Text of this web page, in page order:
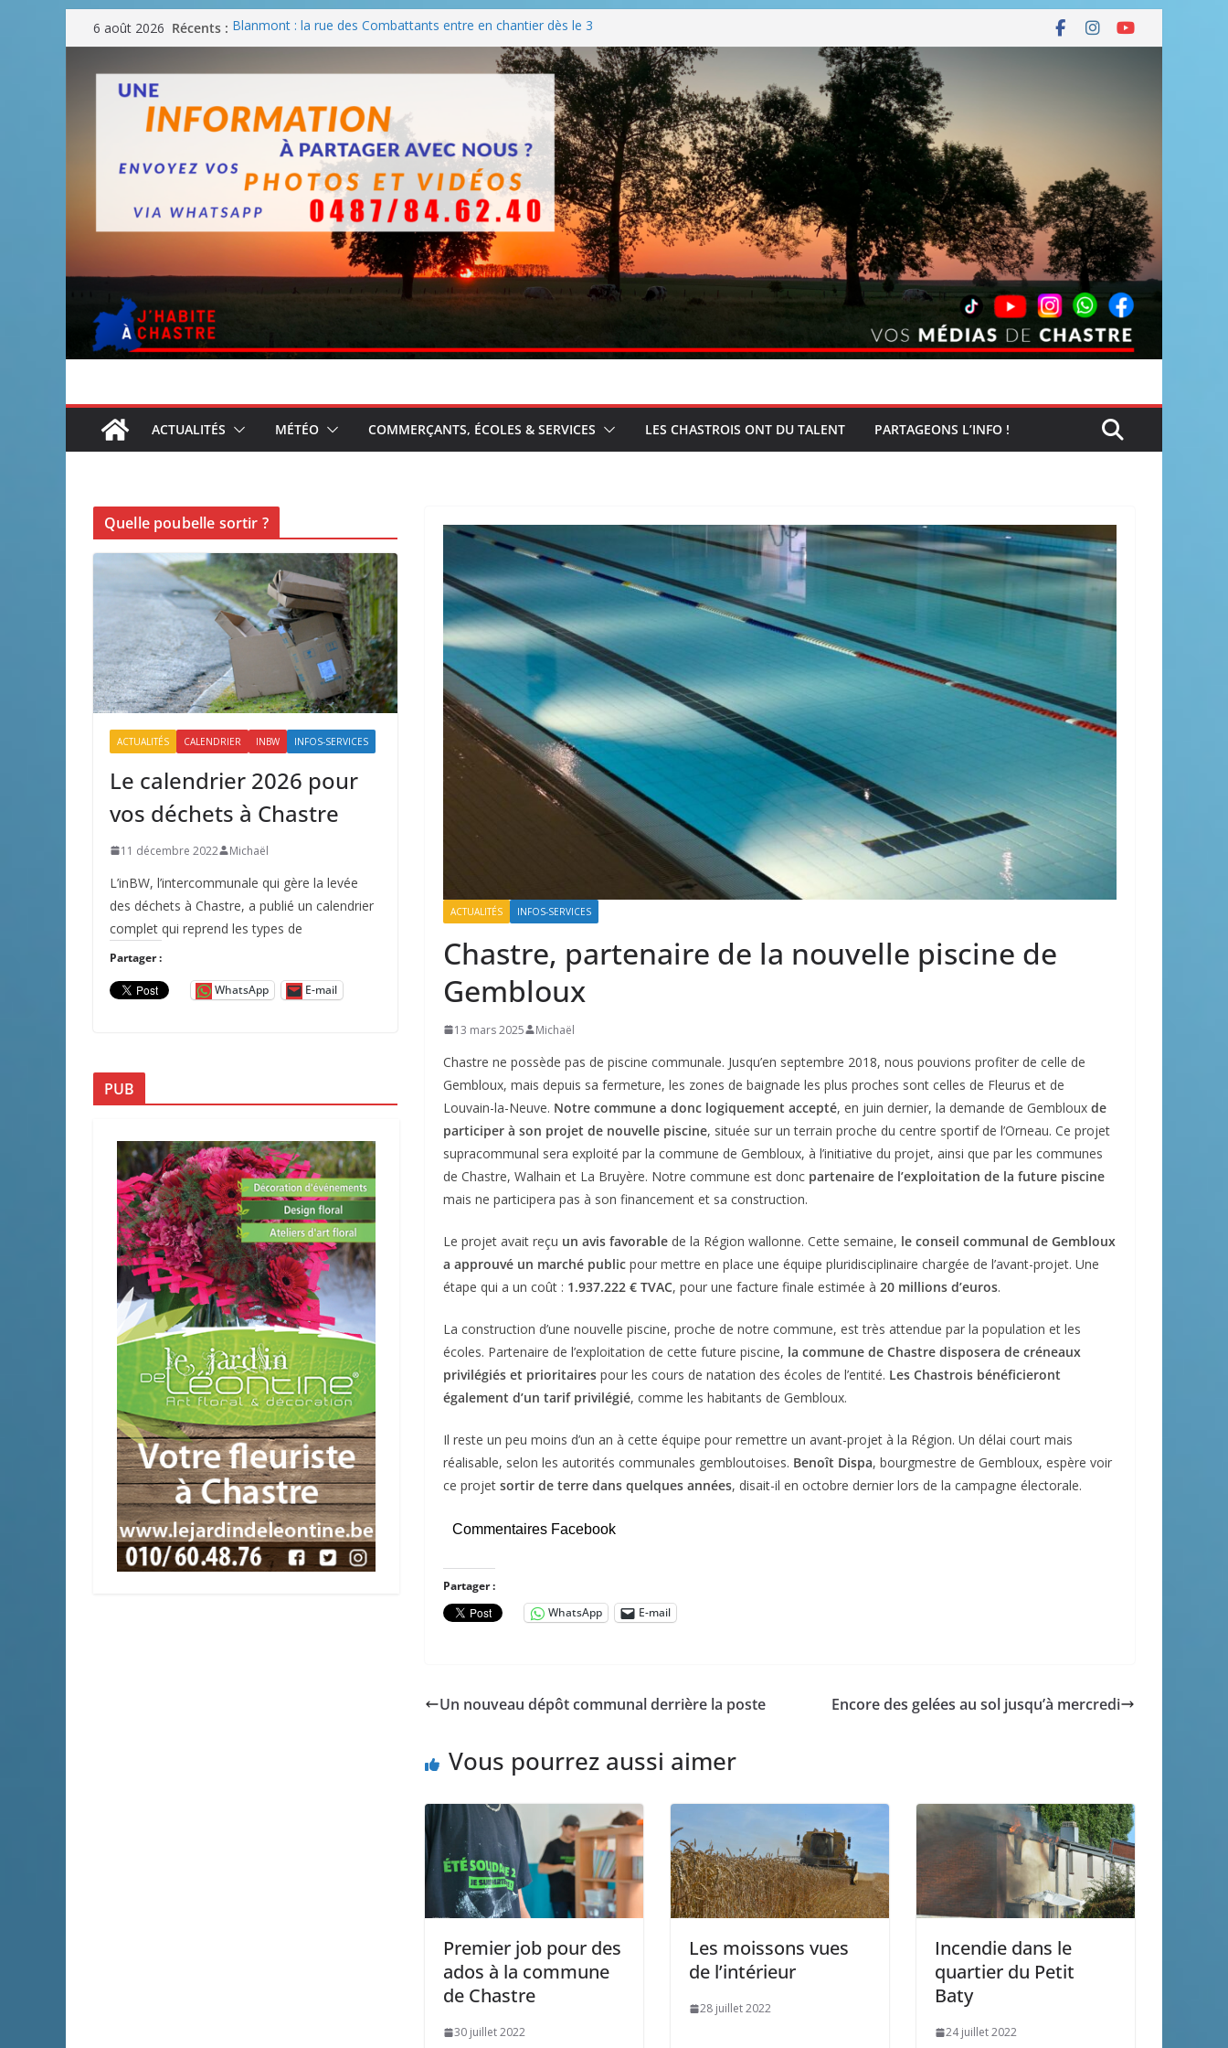
Passer
au
contenu
6 août 2026 Récents : Blanmont : la rue des Combattants entre en chantier dès le 3
août
Une fête nationale sans drache
ACTUALITÉS MÉTÉO COMMERÇANTS, ÉCOLES & SERVICES LES CHASTROIS ONT DU TALENT PARTAGEONS L’INFO !
ACTUALITÉS INFOS-SERVICES
Chastre, partenaire de la nouvelle piscine de
Gembloux
13 mars 2025 Michaël
Chastre ne possède pas de piscine communale. Jusqu’en septembre 2018, nous pouvions profiter de celle de
Gembloux, mais depuis sa fermeture, les zones de baignade les plus proches sont celles de Fleurus et de
Louvain-la-Neuve. Notre commune a donc logiquement accepté, en juin dernier, la demande de Gembloux de
participer à son projet de nouvelle piscine, située sur un terrain proche du centre sportif de l’Orneau. Ce projet
supracommunal sera exploité par la commune de Gembloux, à l’initiative du projet, ainsi que par les communes
de Chastre, Walhain et La Bruyère. Notre commune est donc partenaire de l’exploitation de la future piscine
mais ne participera pas à son financement et sa construction.
Le projet avait reçu un avis favorable de la Région wallonne. Cette semaine, le conseil communal de Gembloux
a approuvé un marché public pour mettre en place une équipe pluridisciplinaire chargée de l’avant-projet. Une
étape qui a un coût : 1.937.222 € TVAC, pour une facture finale estimée à 20 millions d’euros.
La construction d’une nouvelle piscine, proche de notre commune, est très attendue par la population et les
écoles. Partenaire de l’exploitation de cette future piscine, la commune de Chastre disposera de créneaux
privilégiés et prioritaires pour les cours de natation des écoles de l’entité. Les Chastrois bénéficieront
également d’un tarif privilégié, comme les habitants de Gembloux.
Il reste un peu moins d’un an à cette équipe pour remettre un avant-projet à la Région. Un délai court mais
réalisable, selon les autorités communales gembloutoises. Benoît Dispa, bourgmestre de Gembloux, espère voir
ce projet sortir de terre dans quelques années, disait-il en octobre dernier lors de la campagne électorale.
Commentaires Facebook
Partager :
WhatsApp
E-mail
Un nouveau dépôt communal derrière la poste Encore des gelées au sol jusqu’à mercredi
Vous pourrez aussi aimer
Premier job pour des
ados à la commune
de Chastre
30 juillet 2022
Les moissons vues
de l’intérieur
28 juillet 2022
Incendie dans le
quartier du Petit
Baty
24 juillet 2022
Quelle poubelle sortir ?
ACTUALITÉS CALENDRIER INBW INFOS-SERVICES
Le calendrier 2026 pour
vos déchets à Chastre
11 décembre 2022 Michaël
L’inBW, l’intercommunale qui gère la levée
des déchets à Chastre, a publié un calendrier
complet qui reprend les types de
Partager :
WhatsApp E-mail
PUB